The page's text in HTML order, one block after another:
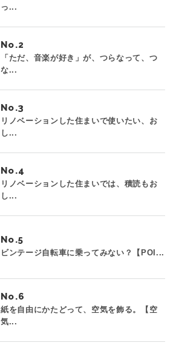
っ...
No.
「ただ、音楽が好き」が、つらなって、つ
な...
No.
リノベーションした住まいで使いたい、お
し...
No.
リノベーションした住まいでは、積読もお
し...
No.
ビンテージ自転車に乗ってみない？【POI...
No.
紙を自由にかたどって、空気を飾る。【空
気...